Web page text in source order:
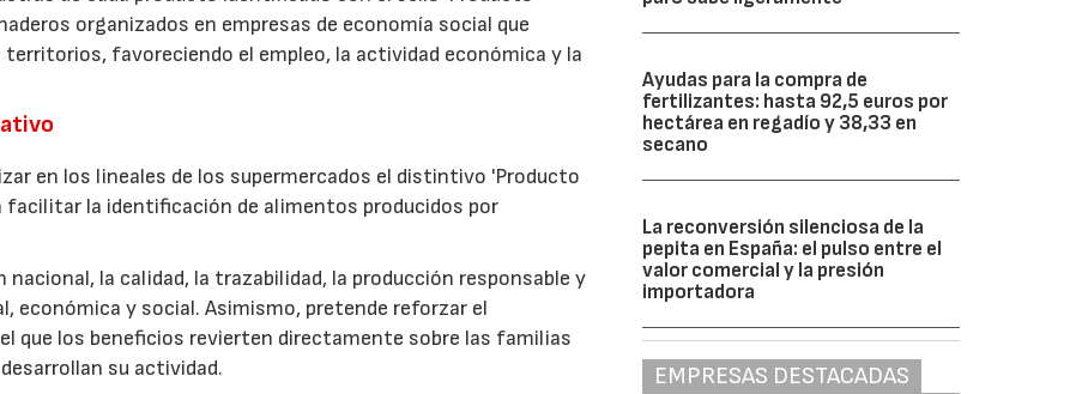
organizados en empresas de economía social que
favoreciendo el empleo, la actividad económica y la
en los lineales de los supermercados el distintivo 'Producto
facilitar la identificación de alimentos producidos por
la calidad, la trazabilidad, la producción responsable y
económica y social. Asimismo, pretende reforzar el
que los beneficios revierten directamente sobre las familias
su actividad.
Ayudas para la compra de
fertilizantes: hasta 92,5 euros por
hectárea en regadío y 38,33 en
secano
La reconversión silenciosa de la
pepita en España: el pulso entre el
valor comercial y la presión
importadora
EMPRESAS DESTACADAS